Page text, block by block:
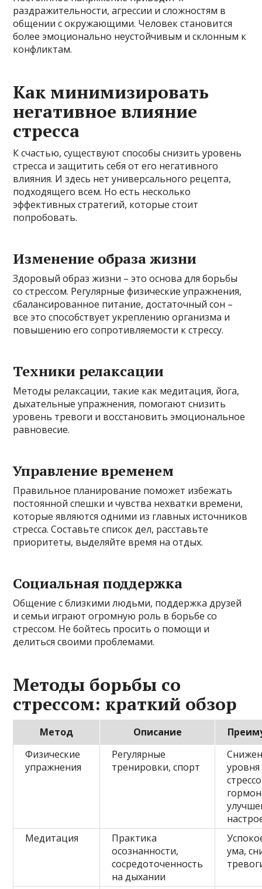
раздражительности, агрессии и сложностям в
общении с окружающими. Человек становится
более эмоционально неустойчивым и склонным к
конфликтам.
Как минимизировать
негативное влияние
стресса
К счастью, существуют способы снизить уровень
стресса и защитить себя от его негативного
влияния. И здесь нет универсального рецепта,
подходящего всем. Но есть несколько
эффективных стратегий, которые стоит
попробовать.
Изменение образа жизни
Здоровый образ жизни – это основа для борьбы
со стрессом. Регулярные физические упражнения,
сбалансированное питание, достаточный сон –
все это способствует укреплению организма и
повышению его сопротивляемости к стрессу.
Техники релаксации
Методы релаксации, такие как медитация, йога,
дыхательные упражнения, помогают снизить
уровень тревоги и восстановить эмоциональное
равновесие.
Управление временем
Правильное планирование поможет избежать
постоянной спешки и чувства нехватки времени,
которые являются одними из главных источников
стресса. Составьте список дел, расставьте
приоритеты, выделяйте время на отдых.
Социальная поддержка
Общение с близкими людьми, поддержка друзей
и семьи играют огромную роль в борьбе со
стрессом. Не бойтесь просить о помощи и
делиться своими проблемами.
Методы борьбы со
стрессом: краткий обзор
Метод Описание
Физические
упражнения
Регулярные
тренировки, спорт
уровня
Медитация
Практика
осознанности,
сосредоточенность
на дыхании
ума,